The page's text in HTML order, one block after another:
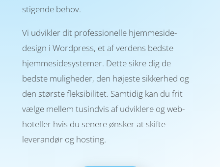
stigende behov.
Vi udvikler dit professionelle hjemme­side­
design i Word­press, et af verdens bedste
hjemme­side­systemer. Dette sikre dig de
bedste mulig­heder, den højeste sikker­hed og
den største flek­sibilitet. Sam­tidig kan du frit
vælge mel­lem tusind­vis af udvik­lere og web­
hoteller hvis du senere ønsker at skifte
leverandør og hosting.